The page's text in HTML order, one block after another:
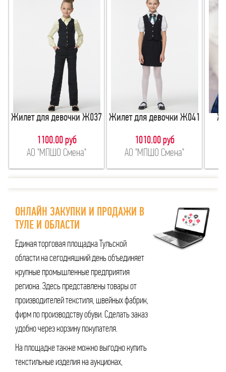
Жилет для девочки Ж037
1100.00 руб
АО "МПШО Смена"
Жилет для девочки Ж041
1010.00 руб
АО "МПШО Смена"
ОНЛАЙН ЗАКУПКИ И ПРОДАЖИ В
ТУЛЕ И ОБЛАСТИ
Единая торговая площадка Тульской
области на сегодняшний день объединяет
крупные промышленные предприятия
региона. Здесь представлены товары от
производителей текстиля, швейных фабрик,
фирм по производству обуви. Сделать заказ
удобно через корзину покупателя.
На площадке также можно выгодно купить
текстильные изделия на аукционах,